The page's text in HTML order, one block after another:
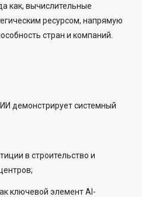
как, вычислительные
ресурсом, напрямую
стран и компаний.
демонстрирует системный
в строительство и
ключевой элемент AI-